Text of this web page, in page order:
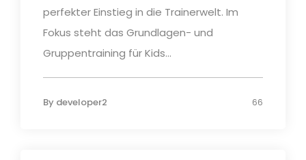
perfekter Einstieg in die Trainerwelt. Im
Fokus steht das Grundlagen- und
Gruppentraining für Kids...
By developer2 66